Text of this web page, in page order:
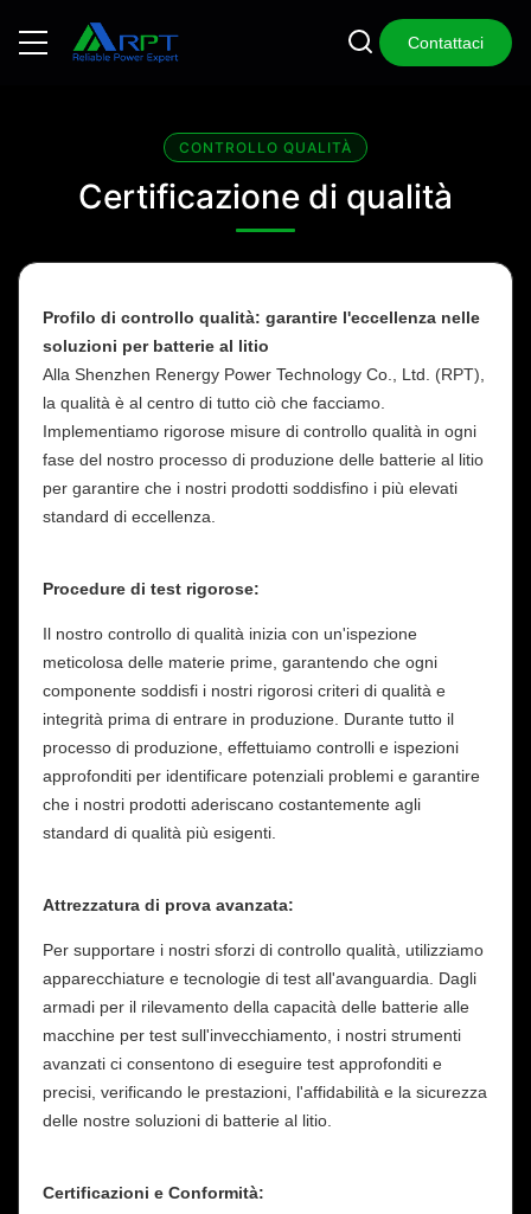
Contattaci
CONTROLLO QUALITÀ
Certificazione di qualità
Profilo di controllo qualità: garantire l'eccellenza nelle
soluzioni per batterie al litio
Alla Shenzhen Renergy Power Technology Co., Ltd. (RPT),
la qualità è al centro di tutto ciò che facciamo.
Implementiamo rigorose misure di controllo qualità in ogni
fase del nostro processo di produzione delle batterie al litio
per garantire che i nostri prodotti soddisfino i più elevati
standard di eccellenza.
Procedure di test rigorose:
Il nostro controllo di qualità inizia con un'ispezione
meticolosa delle materie prime, garantendo che ogni
componente soddisfi i nostri rigorosi criteri di qualità e
integrità prima di entrare in produzione. Durante tutto il
processo di produzione, effettuiamo controlli e ispezioni
approfonditi per identificare potenziali problemi e garantire
che i nostri prodotti aderiscano costantemente agli
standard di qualità più esigenti.
Attrezzatura di prova avanzata:
Per supportare i nostri sforzi di controllo qualità, utilizziamo
apparecchiature e tecnologie di test all'avanguardia. Dagli
armadi per il rilevamento della capacità delle batterie alle
macchine per test sull'invecchiamento, i nostri strumenti
avanzati ci consentono di eseguire test approfonditi e
precisi, verificando le prestazioni, l'affidabilità e la sicurezza
delle nostre soluzioni di batterie al litio.
Certificazioni e Conformità: